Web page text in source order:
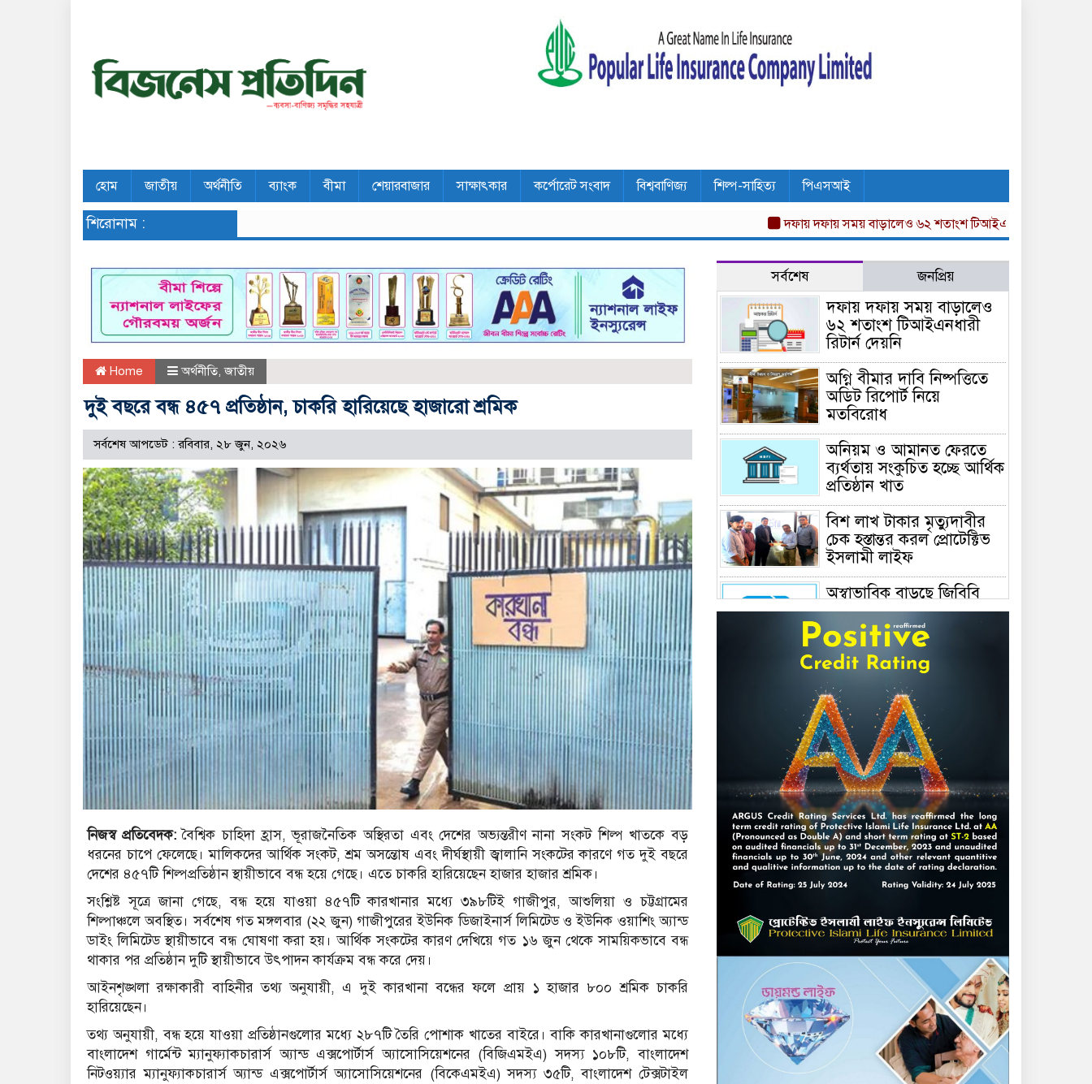
হোম জাতীয় অর্থনীতি ব্যাংক বীমা শেয়ারবাজার সাক্ষাৎকার কর্পোরেট সংবাদ বিশ্ববাণিজ্য শিল্প-সাহিত্য পিএসআই
শিরোনাম : দফায় দফায় সময় বাড়ালেও ৬২ শতাংশ টিআইএনধারী রিটার্ন দেয়নি
Home অর্থনীতি,জাতীয়
দুই বছরে বন্ধ ৪৫৭ প্রতিষ্ঠান, চাকরি হারিয়েছে হাজারো শ্রমিক
সর্বশেষ আপডেট : রবিবার, ২৮ জুন, ২০২৬
নিজস্ব প্রতিবেদক:বৈশ্বিক চাহিদা হ্রাস, ভূরাজনৈতিক অস্থিরতা এবং দেশের অভ্যন্তরীণ নানা সংকট শিল্প খাতকে বড়
ধরনের চাপে ফেলেছে। মালিকদের আর্থিক সংকট, শ্রম অসন্তোষ এবং দীর্ঘস্থায়ী জ্বালানি সংকটের কারণে গত দুই বছরে
দেশের ৪৫৭টি শিল্পপ্রতিষ্ঠান স্থায়ীভাবে বন্ধ হয়ে গেছে। এতে চাকরি হারিয়েছেন হাজার হাজার শ্রমিক।
সংশ্লিষ্ট সূত্রে জানা গেছে, বন্ধ হয়ে যাওয়া ৪৫৭টি কারখানার মধ্যে ৩৯৮টিই গাজীপুর, আশুলিয়া ও চট্টগ্রামের
শিল্পাঞ্চলে অবস্থিত। সর্বশেষ গত মঙ্গলবার (২২ জুন) গাজীপুরের ইউনিক ডিজাইনার্স লিমিটেড ও ইউনিক ওয়াশিং অ্যান্ড
ডাইং লিমিটেড স্থায়ীভাবে বন্ধ ঘোষণা করা হয়। আর্থিক সংকটের কারণ দেখিয়ে গত ১৬ জুন থেকে সাময়িকভাবে বন্ধ
থাকার পর প্রতিষ্ঠান দুটি স্থায়ীভাবে উৎপাদন কার্যক্রম বন্ধ করে দেয়।
আইনশৃঙ্খলা রক্ষাকারী বাহিনীর তথ্য অনুযায়ী, এ দুই কারখানা বন্ধের ফলে প্রায় ১ হাজার ৮০০ শ্রমিক চাকরি
হারিয়েছেন।
তথ্য অনুযায়ী, বন্ধ হয়ে যাওয়া প্রতিষ্ঠানগুলোর মধ্যে ২৮৭টি তৈরি পোশাক খাতের বাইরে। বাকি কারখানাগুলোর মধ্যে
বাংলাদেশ গার্মেন্ট ম্যানুফ্যাকচারার্স অ্যান্ড এক্সপোর্টার্স অ্যাসোসিয়েশনের (বিজিএমইএ) সদস্য ১০৮টি, বাংলাদেশ
নিটওয়্যার ম্যানুফ্যাকচারার্স অ্যান্ড এক্সপোর্টার্স অ্যাসোসিয়েশনের (বিকেএমইএ) সদস্য ৩৫টি, বাংলাদেশ টেক্সটাইল
সর্বশেষ জনপ্রিয়
দফায় দফায় সময় বাড়ালেও
৬২ শতাংশ টিআইএনধারী
রিটার্ন দেয়নি
অগ্নি বীমার দাবি নিষ্পত্তিতে
অডিট রিপোর্ট নিয়ে
মতবিরোধ
অনিয়ম ও আমানত ফেরতে
ব্যর্থতায় সংকুচিত হচ্ছে আর্থিক
প্রতিষ্ঠান খাত
বিশ লাখ টাকার মৃত্যুদাবীর
চেক হস্তান্তর করল প্রোটেক্টিভ
ইসলামী লাইফ
অস্বাভাবিক বাড়ছে জিবিবি
পাওয়ারের শেয়ার দর,
ডিএসইর সতর্কবার্তা